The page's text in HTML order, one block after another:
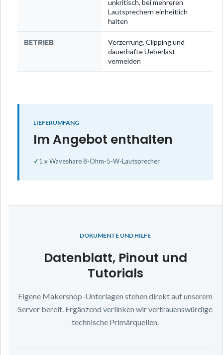
unkritisch, bei mehreren
Lautsprechern einheitlich
halten
BETRIEB
Verzerrung, Clipping und
dauerhafte Ueberlast
vermeiden
LIEFERUMFANG
Im Angebot enthalten
✓1 x Waveshare 8-Ohm-5-W-Lautsprecher
DOKUMENTE UND HILFE
Datenblatt, Pinout und
Tutorials
Eigene Makershop-Unterlagen stehen direkt auf unserem
Server bereit. Ergänzend verlinken wir vertrauenswürdige
technische Primärquellen.